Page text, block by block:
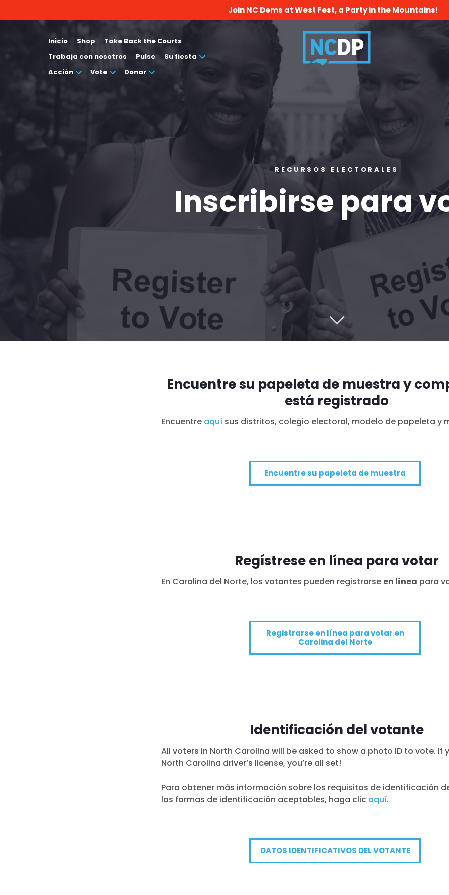
Join NC Dems at West Fest, a Party in the Mountains!
Inicio Shop
Take Back the Courts
Trabaja con nosotros
Pulse
Su fiesta
Acción
Vote Donar
RECURSOS ELECTORALES
Inscribirse para
Encuentre su papeleta de muestra y
está registrado
Encuentre aquí sus distritos, colegio electoral, modelo de papeleta y
Encuentre su papeleta de muestra
Regístrese en línea para votar
En Carolina del Norte, los votantes pueden registrarse en línea para
Registrarse en línea para votar en
Carolina del Norte
Identificación del votante
All voters in North Carolina will be asked to show a photo ID to vote. If
North Carolina driver’s license, you’re all set!
Para obtener más información sobre los requisitos de identificación
las formas de identificación aceptables, haga clic aquí.
DATOS IDENTIFICATIVOS DEL VOTANTE